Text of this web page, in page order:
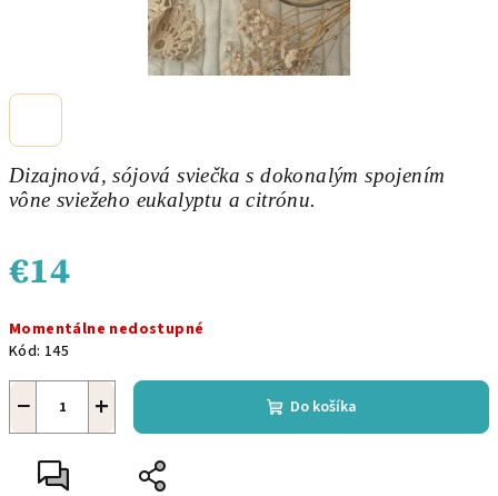
Dizajnová, sójová sviečka s dokonalým spojením
vône sviežeho eukalyptu a citrónu.
€14
cena:
Momentálne nedostupné
Kód: 145
+
− Do košíka